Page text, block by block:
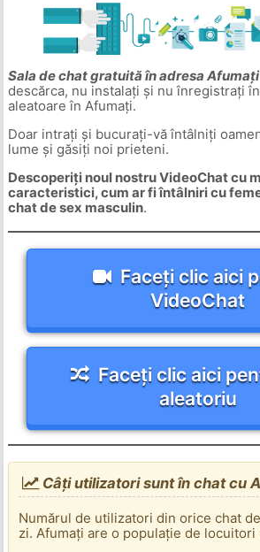
Sala de chat gratuită în adresa Afumați
descărca, nu instalați și nu înregistrați
aleatoare în Afumați.
Doar intrați și bucurați-vă întâlniți
lume și găsiți noi prieteni.
Descoperiți noul nostru VideoChat cu
caracteristici, cum ar fi întâlniri cu
chat de sex masculin.
Faceți clic aici
VideoChat
Faceți clic aici
aleatoriu
Câți utilizatori sunt în chat cu
Numărul de utilizatori din orice chat
zi. Afumați are o populație de locuitori